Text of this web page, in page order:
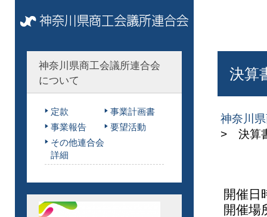
決算
神奈川
> 決算
開催日
開催
神奈川県商工会議所連合会
について
定款
事業計画書
事業報告
要望活動
その他連合会
詳細